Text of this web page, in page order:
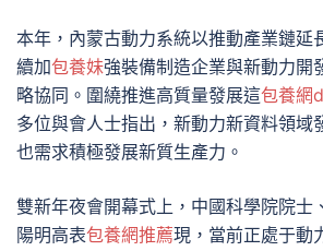
本年，內蒙古動力系統以推動產業鏈延
續加包養妹強裝備制造企業與新動力開
略協同。圍繞推進高質量發展這包養網
多位與會人士指出，新動力新資料領域
也需求積極發展新質生產力。
雙新年夜會開幕式上，中國科學院院士
陽明高表包養網推薦現，當前正處于動